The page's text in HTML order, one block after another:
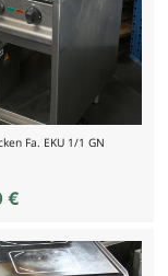
Fa. EKU 1/1 GN
€